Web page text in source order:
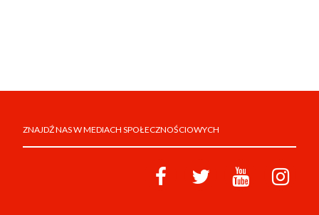
ZNAJDŹ NAS W MEDIACH SPOŁECZNOŚCIOWYCH